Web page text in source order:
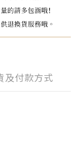
及付款方式